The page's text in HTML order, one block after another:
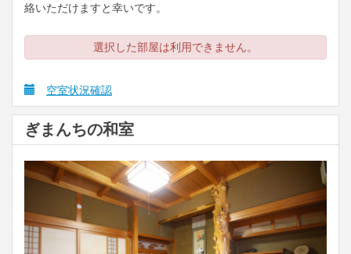
絡いただけますと幸いです。
選択した部屋は利用できません。
空室状況確認
ぎまんちの和室
Previous Next